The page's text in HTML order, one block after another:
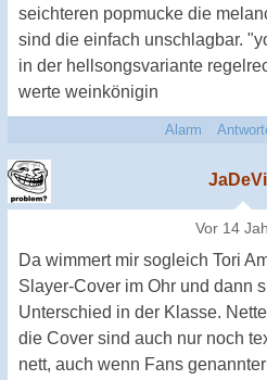
seichteren popmucke die
sind die einfach unschlagbar.
in der hellsongsvariante
werte weinkönigin
Alarm
Vor 14
Da wimmert mir sogleich Tori
Slayer-Cover im Ohr und dann
Unterschied in der Klasse.
die Cover sind auch nur noch
nett, auch wenn Fans